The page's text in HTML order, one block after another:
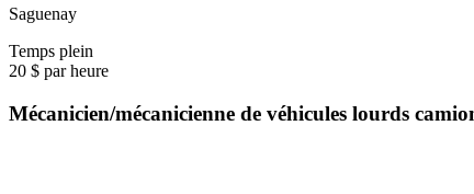
Saguenay
Temps plein
20 $ par heure
Mécanicien/mécanicienne de véhicules lourds